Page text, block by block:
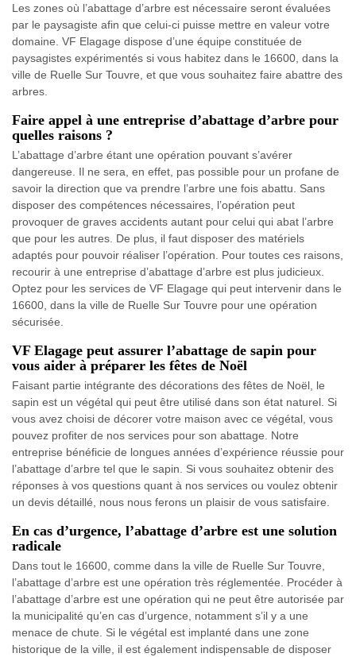
Les zones où l’abattage d’arbre est nécessaire seront évaluées
par le paysagiste afin que celui-ci puisse mettre en valeur votre
domaine. VF Elagage dispose d’une équipe constituée de
paysagistes expérimentés si vous habitez dans le 16600, dans la
ville de Ruelle Sur Touvre, et que vous souhaitez faire abattre des
arbres.
Faire appel à une entreprise d’abattage d’arbre pour
quelles raisons ?
L’abattage d’arbre étant une opération pouvant s’avérer
dangereuse. Il ne sera, en effet, pas possible pour un profane de
savoir la direction que va prendre l’arbre une fois abattu. Sans
disposer des compétences nécessaires, l’opération peut
provoquer de graves accidents autant pour celui qui abat l’arbre
que pour les autres. De plus, il faut disposer des matériels
adaptés pour pouvoir réaliser l’opération. Pour toutes ces raisons,
recourir à une entreprise d’abattage d’arbre est plus judicieux.
Optez pour les services de VF Elagage qui peut intervenir dans le
16600, dans la ville de Ruelle Sur Touvre pour une opération
sécurisée.
VF Elagage peut assurer l’abattage de sapin pour
vous aider à préparer les fêtes de Noël
Faisant partie intégrante des décorations des fêtes de Noël, le
sapin est un végétal qui peut être utilisé dans son état naturel. Si
vous avez choisi de décorer votre maison avec ce végétal, vous
pouvez profiter de nos services pour son abattage. Notre
entreprise bénéficie de longues années d’expérience réussie pour
l’abattage d’arbre tel que le sapin. Si vous souhaitez obtenir des
réponses à vos questions quant à nos services ou voulez obtenir
un devis détaillé, nous nous ferons un plaisir de vous satisfaire.
En cas d’urgence, l’abattage d’arbre est une solution
radicale
Dans tout le 16600, comme dans la ville de Ruelle Sur Touvre,
l’abattage d’arbre est une opération très réglementée. Procéder à
l’abattage d’arbre est une opération qui ne peut être autorisée par
la municipalité qu’en cas d’urgence, notamment s’il y a une
menace de chute. Si le végétal est implanté dans une zone
historique de la ville, il est également indispensable de disposer